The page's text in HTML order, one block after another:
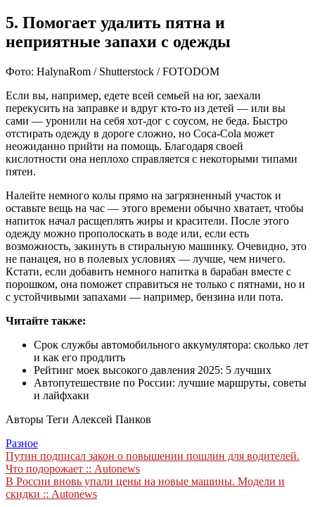
5. Помогает удалить пятна и
неприятные запахи с одежды
Фото: HalynaRom / Shutterstock / FOTODOM
Если вы, например, едете всей семьей на юг, заехали
перекусить на заправке и вдруг кто-то из детей — или вы
сами — уронили на себя хот-дог с соусом, не беда. Быстро
отстирать одежду в дороге сложно, но Coca-Cola может
неожиданно прийти на помощь. Благодаря своей
кислотности она неплохо справляется с некоторыми типами
пятен.
Налейте немного колы прямо на загрязненный участок и
оставьте вещь на час — этого времени обычно хватает, чтобы
напиток начал расщеплять жиры и красители. После этого
одежду можно прополоскать в воде или, если есть
возможность, закинуть в стиральную машинку. Очевидно, это
не панацея, но в полевых условиях — лучше, чем ничего.
Кстати, если добавить немного напитка в барабан вместе с
порошком, она поможет справиться не только с пятнами, но и
с устойчивыми запахами — например, бензина или пота.
Читайте также:
Срок службы автомобильного аккумулятора: сколько лет
и как его продлить
Рейтинг моек высокого давления 2025: 5 лучших
Автопутешествие по России: лучшие маршруты, советы
и лайфхаки
Авторы Теги Алексей Панков
Разное
Навигация
по
записям
Путин подписал закон о повышении пошлин для водителей.
Что подорожает :: Autonews
В России вновь упали цены на новые машины. Модели и
скидки :: Autonews